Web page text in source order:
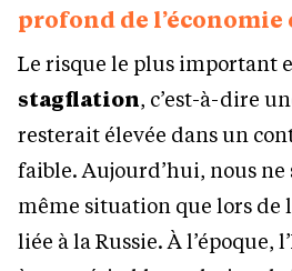
profond de l’économie
Le risque le plus important
stagflation, c’est-à-dire
resterait élevée dans un
faible. Aujourd’hui, nous ne
même situation que lors de
liée à la Russie. À l’époque,